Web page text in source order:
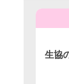
生協